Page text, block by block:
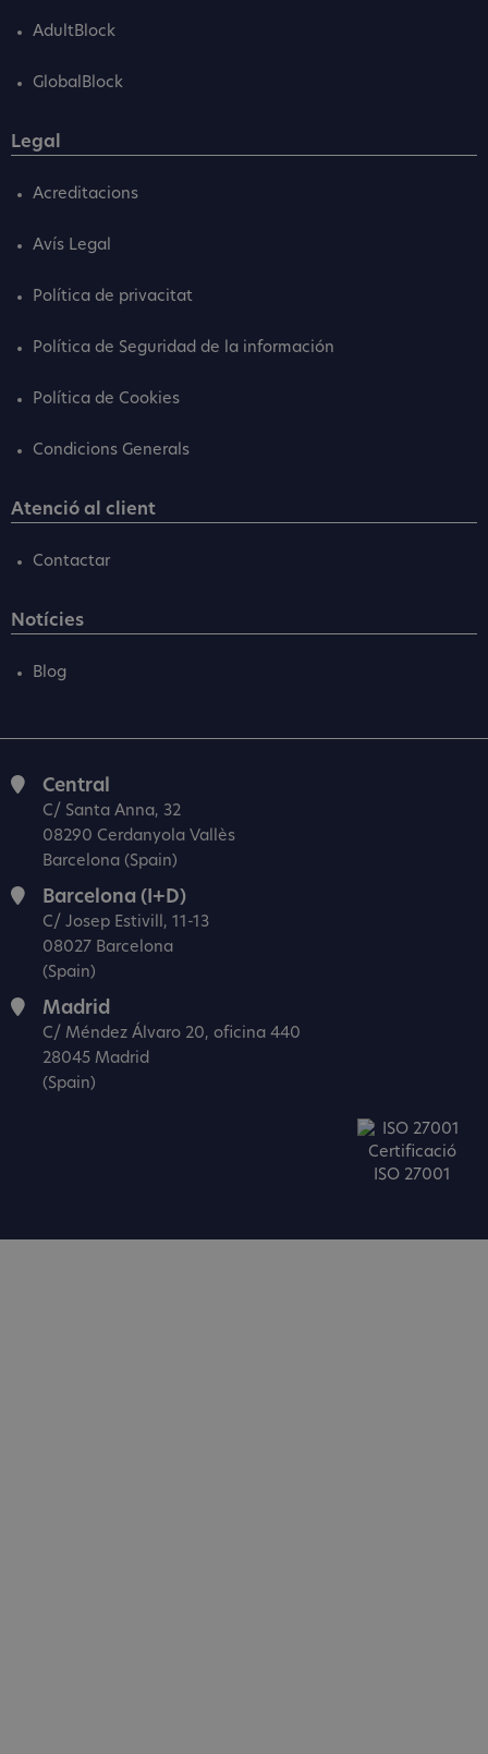
AdultBlock
GlobalBlock
Legal
Acreditacions
Avís Legal
Política de privacitat
Política de Seguridad de la información
Política de Cookies
Condicions Generals
Atenció al client
Contactar
Notícies
Blog
Central
C/ Santa Anna, 32
08290 Cerdanyola Vallès
Barcelona (Spain)
Barcelona (I+D)
C/ Josep Estivill, 11-13
08027 Barcelona
(Spain)
Madrid
C/ Méndez Álvaro 20, oficina 440
28045 Madrid
(Spain)
Certificació
ISO 27001